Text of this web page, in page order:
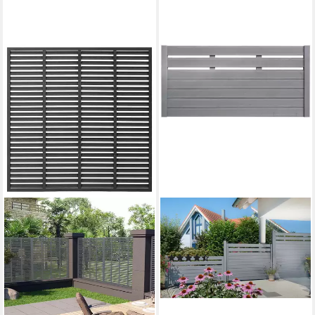
BM MASSIVHOLZ
Holzzaun, Fichte grau lasiert,
LxH: 180x90 cm
(2)
116,69 €
lieferbar in 2 Wochen